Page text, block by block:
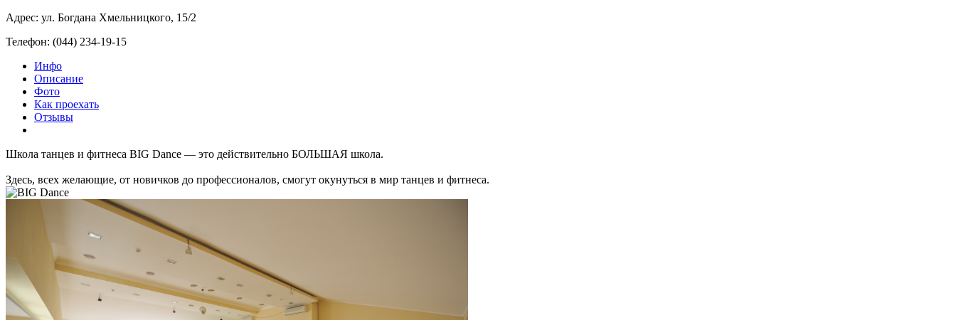
Адрес: ул. Богдана Хмельницкого, 15/2
Телефон: (044) 234-19-15
Инфо
Описание
Фото
Как проехать
Отзывы
Школа танцев и фитнеса BIG Dance — это действительно БОЛЬШАЯ школа.
Здесь, всех желающие, от новичков до профессионалов, смогут окунуться в мир танцев и фитнеса.